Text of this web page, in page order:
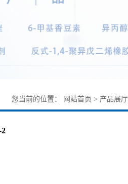
您当前的位置： 网站首页 > 产品展厅